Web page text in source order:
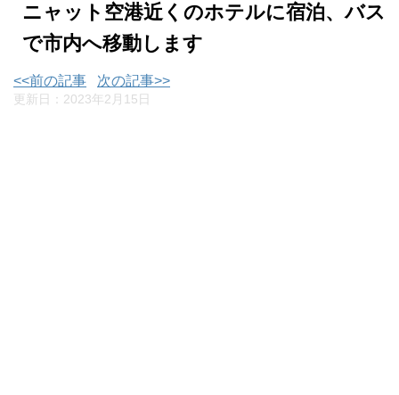
ニャット空港近くのホテルに宿泊、バス
で市内へ移動します
<<前の記事 次の記事>>
更新日： 2023年2月15日